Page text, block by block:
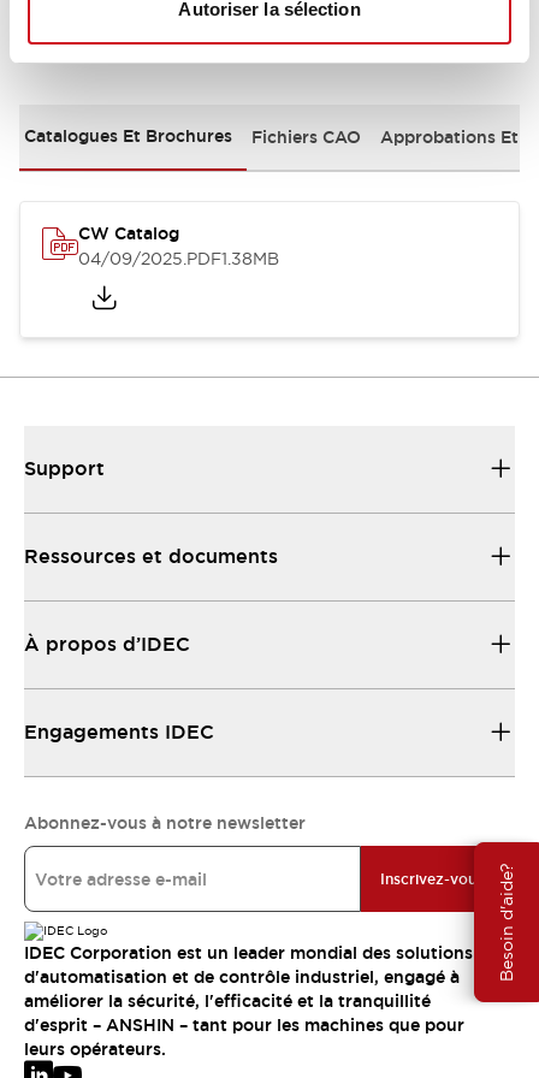
Autoriser la sélection
Besoin d'aide?
Documents et fichiers
Catalogues Et Brochures Fichiers CAO Approbations Et
CW Catalog
04/09/2025.PDF1.38MB
Support
Ressources et documents
À propos d’IDEC
Engagements IDEC
Abonnez-vous à notre newsletter
Inscrivez-vous
IDEC Corporation est un leader mondial des solutions
d'automatisation et de contrôle industriel, engagé à
améliorer la sécurité, l'efficacité et la tranquillité
d'esprit – ANSHIN – tant pour les machines que pour
leurs opérateurs.